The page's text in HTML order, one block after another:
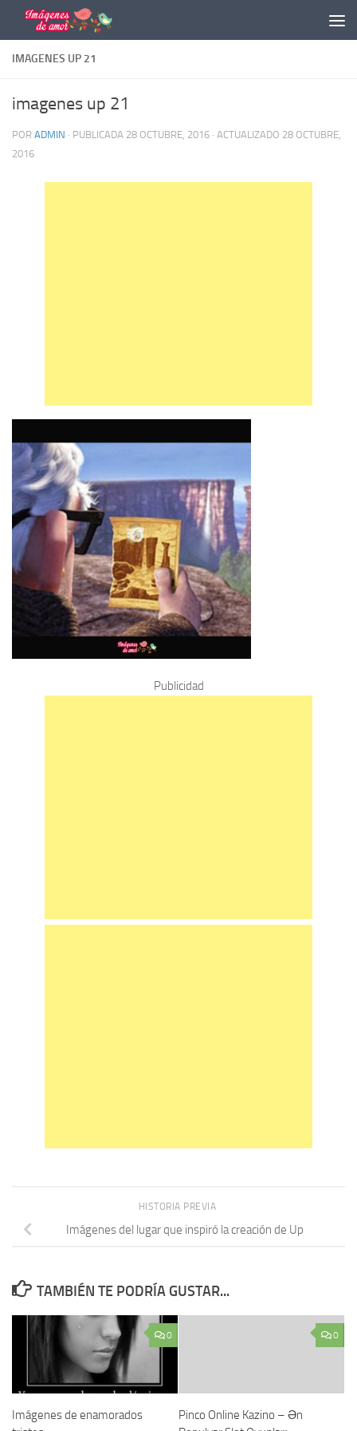
Saltar al contenido
IMAGENES UP 21
imagenes up 21
POR ADMIN · PUBLICADA 28 OCTUBRE, 2016 · ACTUALIZADO 28 OCTUBRE,
2016
Publicidad
HISTORIA PREVIA
Imágenes del lugar que inspiró la creación de Up
TAMBIÉN TE PODRÍA GUSTAR...
0
Imágenes de enamorados
0
Pinco Online Kazino – Ən